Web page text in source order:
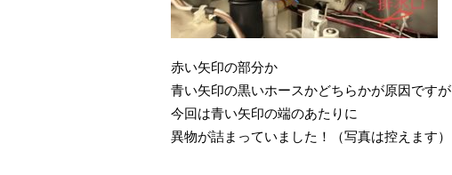
赤い矢印の部分か
青い矢印の黒いホースかどちらかが原因ですが
今回は青い矢印の端のあたりに
異物が詰まっていました！（写真は控えます）